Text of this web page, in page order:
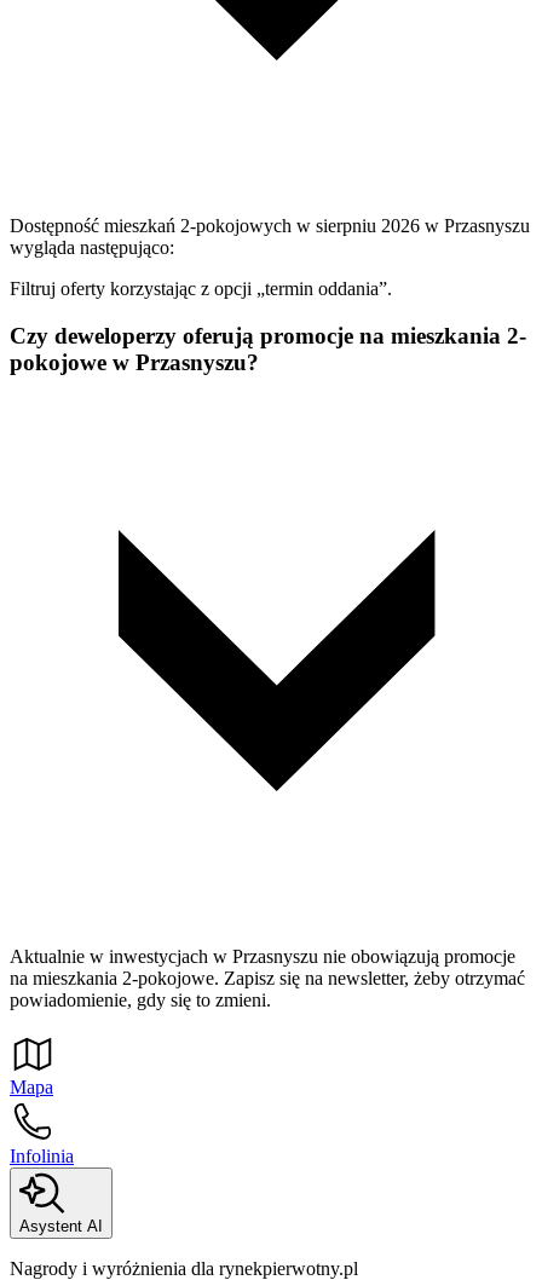
Dostępność mieszkań 2-pokojowych w sierpniu 2026 w Przasnyszu
wygląda następująco:
Filtruj oferty korzystając z opcji „termin oddania”.
Czy deweloperzy oferują promocje na mieszkania 2-
pokojowe w Przasnyszu?
Aktualnie w inwestycjach w Przasnyszu nie obowiązują promocje
na mieszkania 2-pokojowe. Zapisz się na newsletter, żeby otrzymać
powiadomienie, gdy się to zmieni.
Mapa
Infolinia
Asystent AI
Nagrody i wyróżnienia dla rynekpierwotny.pl